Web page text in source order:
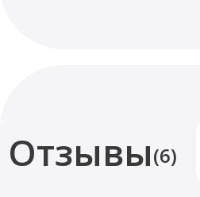
Отзывы(6)